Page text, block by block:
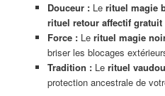
Douceur :Le rituel magie
rituel retour affectif gratuit
Force :Le rituel magie
briser les blocages
Tradition :Le rituel
protection ancestrale de